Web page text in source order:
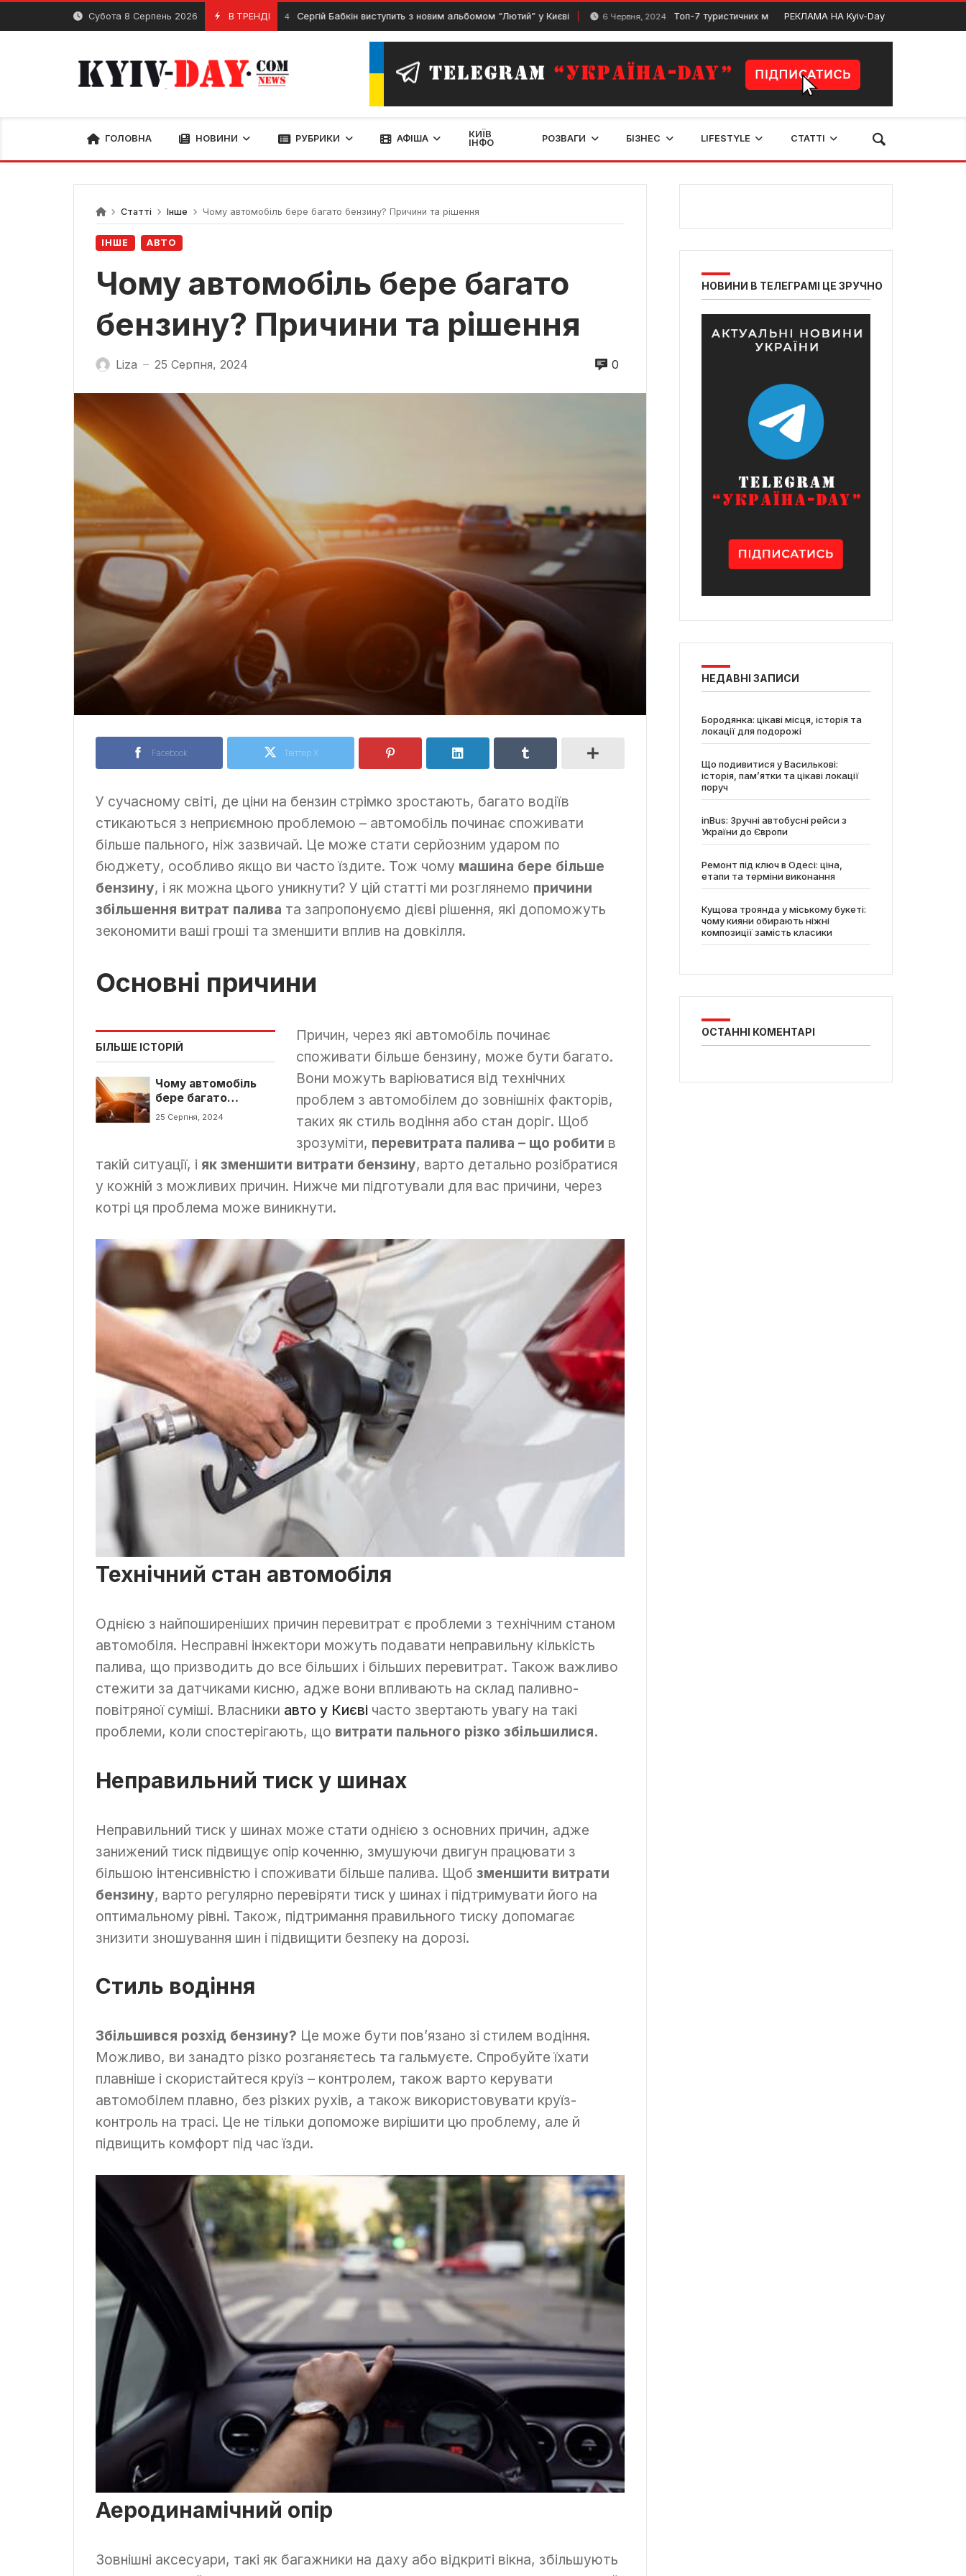
Перейти
вмісту
Субота 8 Серпень 2026 В ТРЕНДІ
8 Квітня, 2024 Сергій Бабкін виступить з новим альбомом “Лютий” у Києві 6 Червня, 2024 Топ-7 туристичних місць у Києві 30 Липня, 2025
РЕКЛАМА НА Kyiv-Day
ГОЛОВНА НОВИНИ РУБРИКИ АФІША
КИЇВ
ІНФО
РОЗВАГИ БІЗНЕС LIFESTYLE СТАТТІ
Статті Інше Чому автомобіль бере багато бензину? Причини та рішення
ІНШЕ АВТО
Чому автомобіль бере багато
бензину? Причини та рішення
Liza — 25 Серпня, 2024 0
Facebook Твіттер X
У сучасному світі, де ціни на бензин стрімко зростають, багато водіїв
стикаються з неприємною проблемою – автомобіль починає споживати
більше пального, ніж зазвичай. Це може стати серйозним ударом по
бюджету, особливо якщо ви часто їздите. Тож чому машина бере більше
бензину, і як можна цього уникнути? У цій статті ми розглянемо причини
збільшення витрат палива та запропонуємо дієві рішення, які допоможуть
зекономити ваші гроші та зменшити вплив на довкілля.
Основні причини
БІЛЬШЕ ІСТОРІЙ
Чому автомобіль
бере багато
бензину? Причини
25 Серпня, 2024
Причин, через які автомобіль починає
споживати більше бензину, може бути багато.
Вони можуть варіюватися від технічних
проблем з автомобілем до зовнішніх факторів,
таких як стиль водіння або стан доріг. Щоб
зрозуміти, перевитрата палива – що робити в
такій ситуації, і як зменшити витрати бензину, варто детально розібратися
у кожній з можливих причин. Нижче ми підготували для вас причини, через
котрі ця проблема може виникнути.
Технічний стан автомобіля
Однією з найпоширеніших причин перевитрат є проблеми з технічним станом
автомобіля. Несправні інжектори можуть подавати неправильну кількість
палива, що призводить до все більших і більших перевитрат. Також важливо
стежити за датчиками кисню, адже вони впливають на склад паливно-
повітряної суміші. Власники авто у Києві часто звертають увагу на такі
проблеми, коли спостерігають, що витрати пального різко збільшилися.
Неправильний тиск у шинах
Неправильний тиск у шинах може стати однією з основних причин, адже
занижений тиск підвищує опір коченню, змушуючи двигун працювати з
більшою інтенсивністю і споживати більше палива. Щоб зменшити витрати
бензину, варто регулярно перевіряти тиск у шинах і підтримувати його на
оптимальному рівні. Також, підтримання правильного тиску допомагає
знизити зношування шин і підвищити безпеку на дорозі.
Стиль водіння
Збільшився розхід бензину? Це може бути пов’язано зі стилем водіння.
Можливо, ви занадто різко розганяєтесь та гальмуєте. Спробуйте їхати
плавніше і скористайтеся круїз – контролем, також варто керувати
автомобілем плавно, без різких рухів, а також використовувати круїз-
контроль на трасі. Це не тільки допоможе вирішити цю проблему, але й
підвищить комфорт під час їзди.
Аеродинамічний опір
Зовнішні аксесуари, такі як багажники на даху або відкриті вікна, збільшують
НОВИНИ В ТЕЛЕГРАМІ ЦЕ ЗРУЧНО
НЕДАВНІ ЗАПИСИ
Бородянка: цікаві місця, історія та
локації для подорожі
Що подивитися у Василькові:
історія, пам’ятки та цікаві локації
поруч
inBus: Зручні автобусні рейси з
України до Європи
Ремонт під ключ в Одесі: ціна,
етапи та терміни виконання
Кущова троянда у міському букеті:
чому кияни обирають ніжні
композиції замість класики
ОСТАННІ КОМЕНТАРІ